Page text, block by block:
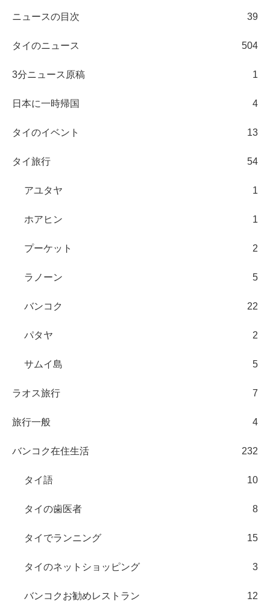
ニュースの目次 39
タイのニュース 504
3分ニュース原稿 1
日本に一時帰国 4
タイのイベント 13
タイ旅行 54
アユタヤ 1
ホアヒン 1
プーケット 2
ラノーン 5
バンコク 22
パタヤ 2
サムイ島 5
ラオス旅行 7
旅行一般 4
バンコク在住生活 232
タイ語 10
タイの歯医者 8
タイでランニング 15
タイのネットショッピング 3
バンコクお勧めレストラン 12